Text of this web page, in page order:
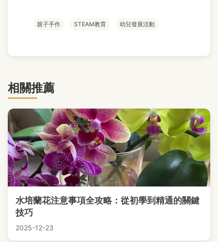
親子手作 STEAM教育 幼兒發展活動
相關推薦
水培蘭花注意事項全攻略：從初學到精通的關鍵
技巧
2025-12-23